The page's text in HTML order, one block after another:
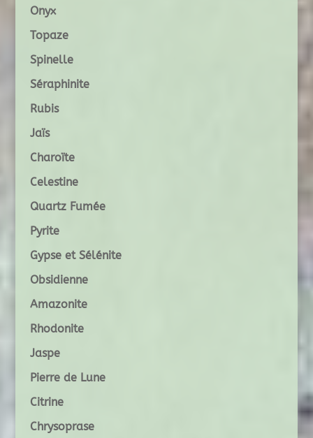
Onyx
Topaze
Spinelle
Séraphinite
Rubis
Jaïs
Charoïte
Celestine
Quartz Fumée
Pyrite
Gypse et Sélénite
Obsidienne
Amazonite
Rhodonite
Jaspe
Pierre de Lune
Citrine
Chrysoprase